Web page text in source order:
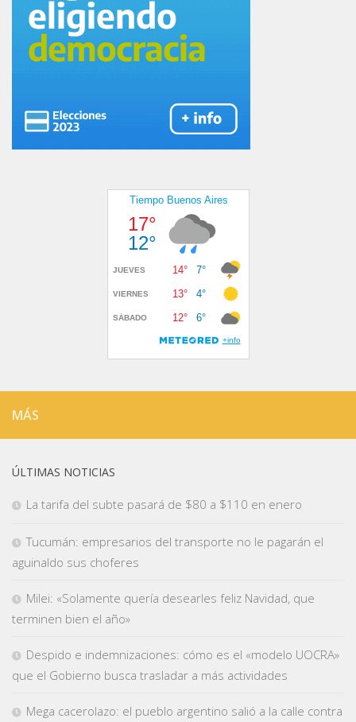
MÁS
ÚLTIMAS NOTICIAS
La tarifa del subte pasará de $80 a $110 en enero
Tucumán: empresarios del transporte no le pagarán el
aguinaldo sus choferes
Milei: «Solamente quería desearles feliz Navidad, que
terminen bien el año»
Despido e indemnizaciones: cómo es el «modelo UOCRA»
que el Gobierno busca trasladar a más actividades
Mega cacerolazo: el pueblo argentino salió a la calle contra